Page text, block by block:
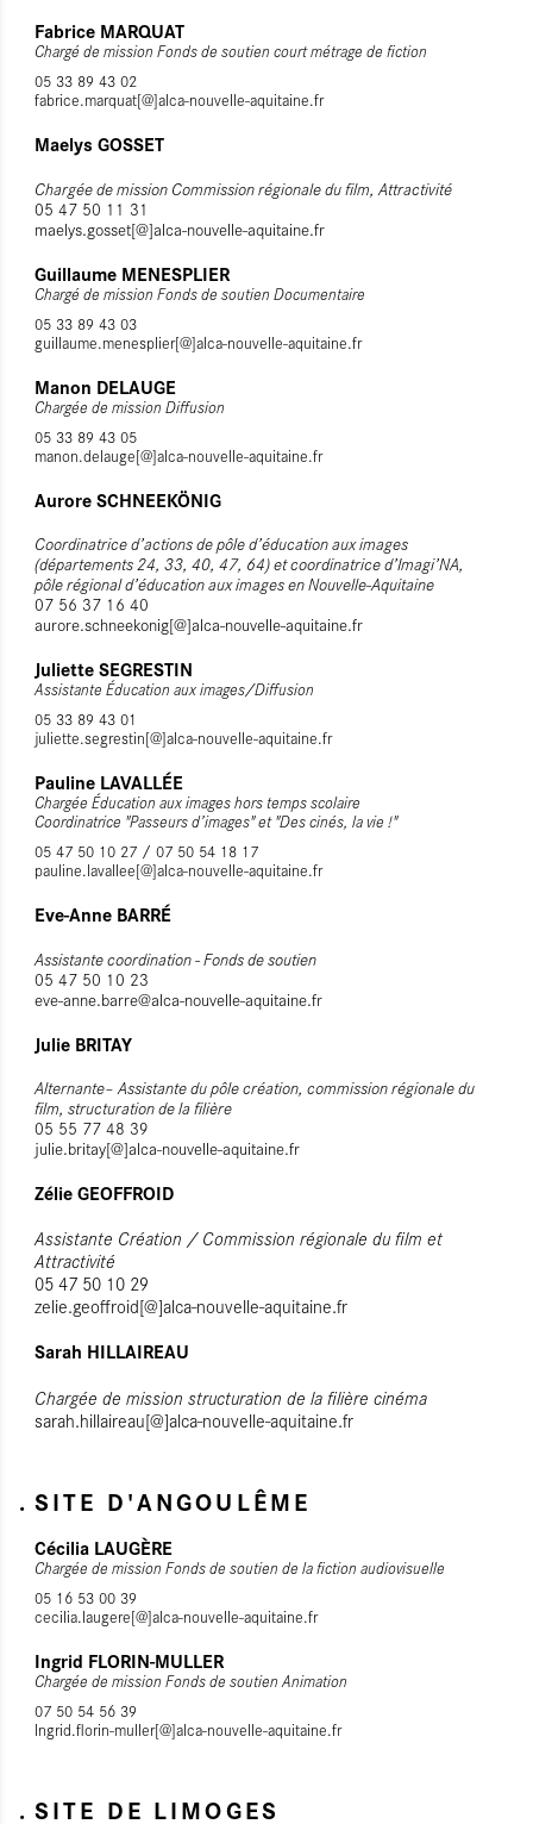
Fabrice MARQUAT
Chargé de mission Fonds de soutien court métrage de fiction
05 33 89 43 02
fabrice.marquat[@]alca-nouvelle-aquitaine.fr
Maelys GOSSET
Chargée de mission Commission régionale du film, Attractivité
05 47 50 11 31
maelys.gosset[@]alca-nouvelle-aquitaine.fr
Guillaume MENESPLIER
Chargé de mission Fonds de soutien Documentaire
05 33 89 43 03
guillaume.menesplier[@]alca-nouvelle-aquitaine.fr
Manon DELAUGE
Chargée de mission Diffusion
05 33 89 43 05
manon.delauge[@]alca-nouvelle-aquitaine.fr
Aurore SCHNEEKÖNIG
Coordinatrice d’actions de pôle d’éducation aux images
(départements 24, 33, 40, 47, 64) et coordinatrice d’Imagi’NA,
pôle régional d’éducation aux images en Nouvelle-Aquitaine
07 56 37 16 40
aurore.schneekonig[@]alca-nouvelle-aquitaine.fr
Juliette SEGRESTIN
Assistante Éducation aux images/Diffusion
05 33 89 43 01
juliette.segrestin[@]alca-nouvelle-aquitaine.fr
Pauline LAVALLÉE
Chargée Éducation aux images hors temps scolaire
Coordinatrice "Passeurs d’images" et "Des cinés, la vie !"
05 47 50 10 27 / 07 50 54 18 17
pauline.lavallee[@]alca-nouvelle-aquitaine.fr
Eve-Anne BARRÉ
Assistante coordination - Fonds de soutien
05 47 50 10 23
eve-anne.barre@alca-nouvelle-aquitaine.fr
Julie BRITAY
Alternante– Assistante du pôle création, commission régionale du
film, structuration de la filière
05 55 77 48 39
julie.britay[@]alca-nouvelle-aquitaine.fr
Zélie GEOFFROID
Assistante Création / Commission régionale du film et
Attractivité
05 47 50 10 29
zelie.geoffroid[@]alca-nouvelle-aquitaine.fr
Sarah HILLAIREAU
Chargée de mission structuration de la filière cinéma
sarah.hillaireau[@]alca-nouvelle-aquitaine.fr
SITE D'ANGOULÊME
Cécilia LAUGÈRE
Chargée de mission Fonds de soutien de la fiction audiovisuelle
05 16 53 00 39
cecilia.laugere[@]alca-nouvelle-aquitaine.fr
Ingrid FLORIN-MULLER
Chargée de mission Fonds de soutien Animation
07 50 54 56 39
Ingrid.florin-muller[@]alca-nouvelle-aquitaine.fr
SITE DE LIMOGES